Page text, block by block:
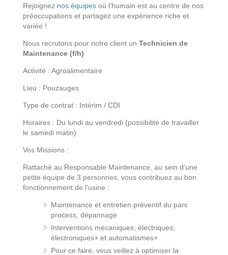
Rejoignez nos équipes où l’humain est au centre de nos
préoccupations et partagez une expérience riche et
variée !
Nous recrutons pour notre client un Technicien de
Maintenance (f/h)
Activité : Agroalimentaire
Lieu : Pouzauges
Type de contrat : Intérim / CDI
Horaires : Du lundi au vendredi (possibilité de travailler
le samedi matin)
Vos Missions :
Rattaché au Responsable Maintenance, au sein d’une
petite équipe de 3 personnes, vous contribuez au bon
fonctionnement de l’usine :
Maintenance et entretien préventif du parc
process, dépannage
Interventions mécaniques, électriques,
électroniques+ et automatismes+
Pour ce faire, vous veillez à optimiser la